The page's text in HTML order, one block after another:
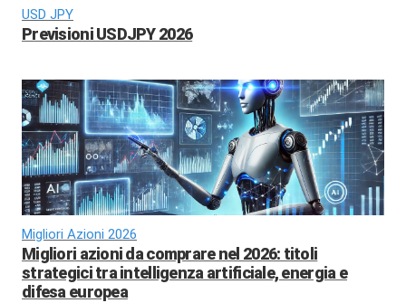
USD JPY
Previsioni USDJPY 2026
Migliori Azioni 2026
Migliori azioni da comprare nel 2026: titoli
strategici tra intelligenza artificiale, energia e
difesa europea